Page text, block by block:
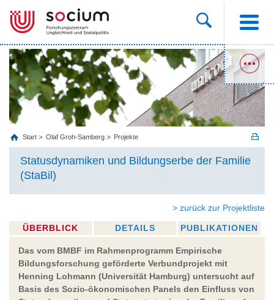
Start Olaf Groh-Samberg Projekte
Statusdynamiken und Bildungserbe der Familie
(StaBil)
> zurück zur Projektliste
ÜBERBLICK DETAILS PUBLIKATIONEN
Das vom BMBF im Rahmenprogramm Empirische
Bildungsforschung geförderte Verbundprojekt mit
Henning Lohmann (Universität Hamburg) untersucht auf
Basis des Sozio-ökonomischen Panels den Einfluss von